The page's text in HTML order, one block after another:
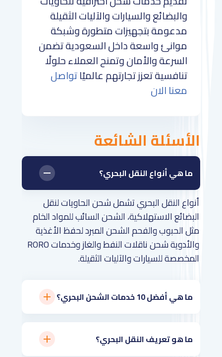
والبضائع والسيارات والآليات الثقيلة
مدعومة بتجهيزات متطورة وشبكة
موانئ واسعة داخل السعودية تضمن
السرعة والأمان وتمنح العملاء حلولًا
تنافسية تعزز تجارتهم عالميًاتواصل
معنا الان
الأسئلة الشائعة
ما هي أنواع النقل البحري؟
أنواع النقل البحري تشمل شحن الحاويات لنقل
البضائع الاستهلاكية، الشحن السائب للمواد الخام
مثل الحبوب والفحم الشحن المبرد لحفظ الأغذية
والأدوية شحن ناقلات النفط والغاز وخدمات RORO
المخصصة للسيارات والآليات الثقيلة.
ما هي أفضل 10 خدمات الشحن البحري؟
ما هو تعريف النقل البحري؟